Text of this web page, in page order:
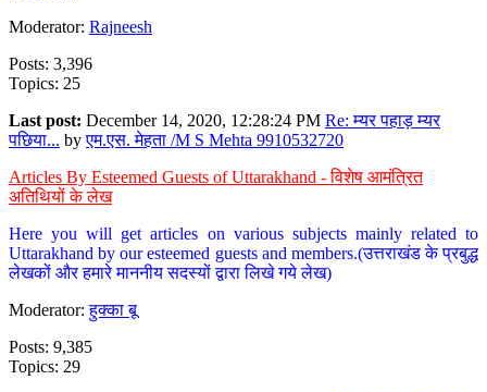
Moderator: Rajneesh
Posts: 3,396
Topics: 25
Last post: December 14, 2020, 12:28:24 PM Re: म्यर पहाड़ म्यर
पछिया... byएम.एस. मेहता /M S Mehta 9910532720
Articles By Esteemed Guests of Uttarakhand - विशेष आमंत्रित
अतिथियों के लेख
Here you will get articles on various subjects mainly related to
Uttarakhand by our esteemed guests and members.(उत्तराखंड के प्रबुद्ध
लेखकों और हमारे माननीय सदस्यों द्वारा लिखे गये लेख)
Moderator:हुक्का बू
Posts: 9,385
Topics: 29